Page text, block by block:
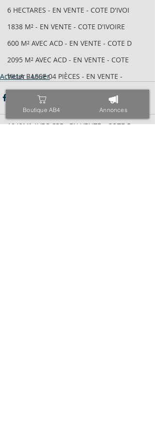
6 HECTARES - EN VENTE - COTE D'IVOI
1838 M² - EN VENTE - COTE D'IVOIRE
600 M² AVEC ACD - EN VENTE - COTE D
2095 M² AVEC ACD - EN VENTE - COTE
VILLA BASSE 04 PIÈCES - EN VENTE -
6 HECTARES - EN VENTE - COTE D'IVOI
34 HECTARES - EN VENTE - COTE D'IVO
1843M² AVEC CPF - EN VENTE - COTE D
Acheter - Louer
Boutique AB4 Annonces